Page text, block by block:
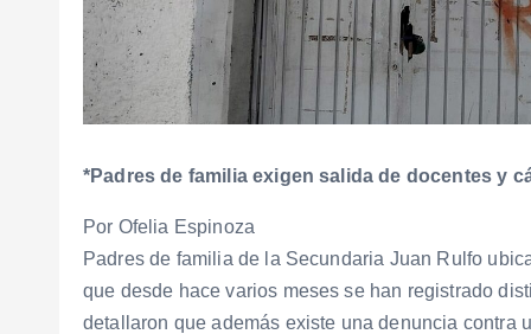
*Padres de familia exigen salida de docentes y
Por Ofelia Espinoza
Padres de familia de la Secundaria Juan Rulfo
que desde hace varios meses se han registrado
detallaron que además existe una denuncia contra